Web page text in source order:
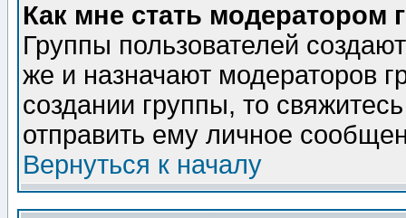
Как мне стать модератором
Группы пользователей
же и назначают модераторов
создании группы, то
отправить ему личное
Вернуться к началу